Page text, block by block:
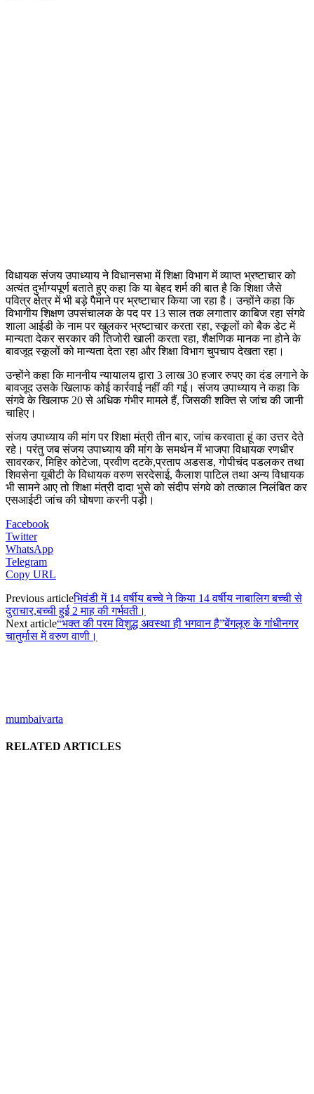
विधायक संजय उपाध्याय ने विधानसभा में शिक्षा विभाग में व्याप्त भ्रष्टाचार को
अत्यंत दुर्भाग्यपूर्ण बताते हुए कहा कि या बेहद शर्म की बात है कि शिक्षा जैसे
पवित्र क्षेत्र में भी बड़े पैमाने पर भ्रष्टाचार किया जा रहा है। उन्होंने कहा कि
विभागीय शिक्षण उपसंचालक के पद पर 13 साल तक लगातार काबिज रहा संगवे
शाला आईडी के नाम पर खुलकर भ्रष्टाचार करता रहा, स्कूलों को बैक डेट में
मान्यता देकर सरकार की तिजोरी खाली करता रहा, शैक्षणिक मानक ना होने के
बावजूद स्कूलों को मान्यता देता रहा और शिक्षा विभाग चुपचाप देखता रहा।
उन्होंने कहा कि माननीय न्यायालय द्वारा 3 लाख 30 हजार रुपए का दंड लगाने के
बावजूद उसके खिलाफ कोई कार्रवाई नहीं की गई। संजय उपाध्याय ने कहा कि
संगवे के खिलाफ 20 से अधिक गंभीर मामले हैं, जिसकी शक्ति से जांच की जानी
चाहिए।
संजय उपाध्याय की मांग पर शिक्षा मंत्री तीन बार, जांच करवाता हूं का उत्तर देते
रहे। परंतु जब संजय उपाध्याय की मांग के समर्थन में भाजपा विधायक रणधीर
सावरकर, मिहिर कोटेजा, प्रवीण दटके,प्रताप अडसड, गोपीचंद पडलकर तथा
शिवसेना यूबीटी के विधायक वरुण सरदेसाई, कैलाश पाटिल तथा अन्य विधायक
भी सामने आए तो शिक्षा मंत्री दादा भुसे को संदीप संगवे को तत्काल निलंबित कर
एसआईटी जांच की घोषणा करनी पड़ी।
Facebook
Twitter
WhatsApp
Telegram
Copy URL
Previous articleभिवंडी में 14 वर्षीय बच्चे ने किया 14 वर्षीय नाबालिग बच्ची से
दुराचार,बच्ची हुई 2 माह की गर्भवती।
Next article“भक्त की परम विशुद्ध अवस्था ही भगवान है”बेंगलूरु के गांधीनगर
चातुर्मास में वरुण वाणी।
mumbaivarta
RELATED ARTICLES